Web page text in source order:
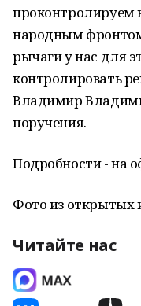
проконтролируем
народным
рычаги у нас для
контролировать
Владимир
поручения.
Подробности - на
Фото из открытых
Читайте нас